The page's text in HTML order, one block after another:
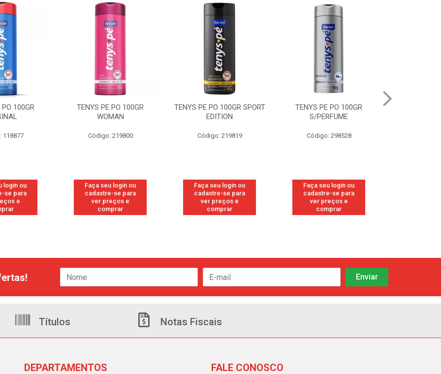
100GR
118877
login ou
se para
e
TENYS PE PO 100GR
WOMAN
Código: 219800
Faça seu login ou
cadastre-se para
ver preços e
comprar
TENYS PE PO 100GR SPORT
EDITION
Código: 219819
Faça seu login ou
cadastre-se para
ver preços e
comprar
TENYS PE PO 100GR
S/PERFUME
Código: 298528
Faça seu login ou
cadastre-se para
ver preços e
comprar
Títulos Notas Fiscais
DEPARTAMENTOS FALE CONOSCO